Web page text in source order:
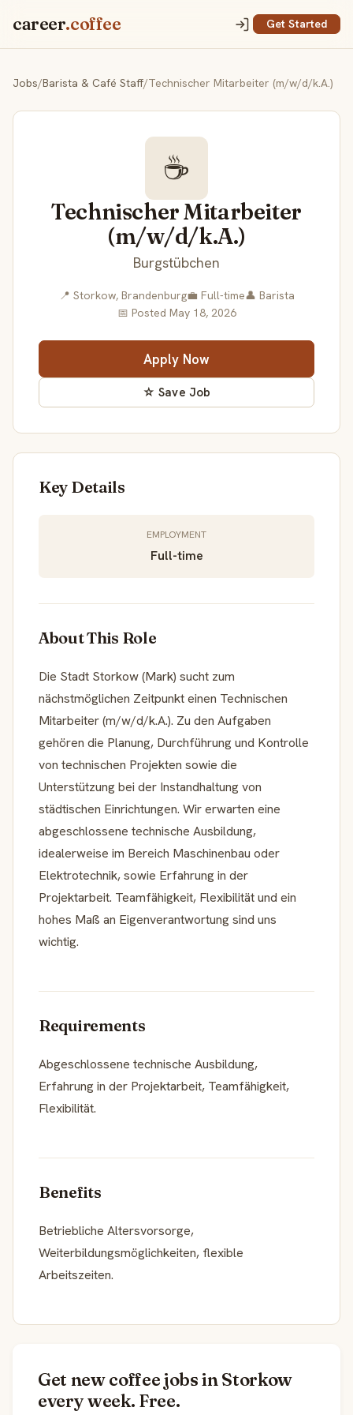
career.coffee Get Started
Jobs/Barista & Café Staff/Technischer Mitarbeiter (m/w/d/k.A.)
☕
Technischer Mitarbeiter
(m/w/d/k.A.)
Burgstübchen
📍 Storkow, Brandenburg💼 Full-time👤 Barista
📅 Posted May 18, 2026
Apply Now
☆ Save Job
Key Details
EMPLOYMENT
Full-time
About This Role
Die Stadt Storkow (Mark) sucht zum
nächstmöglichen Zeitpunkt einen Technischen
Mitarbeiter (m/w/d/k.A.). Zu den Aufgaben
gehören die Planung, Durchführung und Kontrolle
von technischen Projekten sowie die
Unterstützung bei der Instandhaltung von
städtischen Einrichtungen. Wir erwarten eine
abgeschlossene technische Ausbildung,
idealerweise im Bereich Maschinenbau oder
Elektrotechnik, sowie Erfahrung in der
Projektarbeit. Teamfähigkeit, Flexibilität und ein
hohes Maß an Eigenverantwortung sind uns
wichtig.
Requirements
Abgeschlossene technische Ausbildung,
Erfahrung in der Projektarbeit, Teamfähigkeit,
Flexibilität.
Benefits
Betriebliche Altersvorsorge,
Weiterbildungsmöglichkeiten, flexible
Arbeitszeiten.
Get new coffee jobs in Storkow
every week. Free.